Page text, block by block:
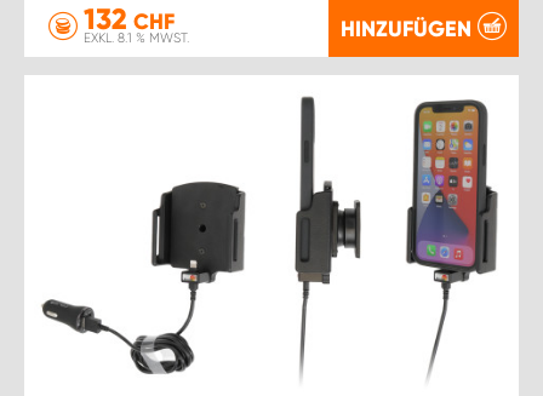
132 CHF
EXKL. 8.1 % MWST. HINZUFÜGEN